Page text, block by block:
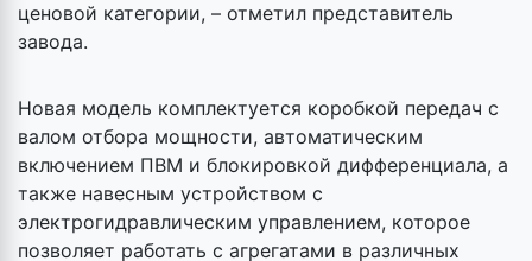
ценовой категории, – отметил представитель
завода.
Новая модель комплектуется коробкой передач с
валом отбора мощности, автоматическим
включением ПВМ и блокировкой дифференциала, а
также навесным устройством с
электрогидравлическим управлением, которое
позволяет работать с агрегатами в различных